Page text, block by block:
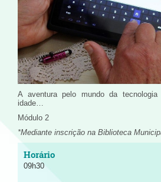
A aventura pelo mundo da
idade…
Módulo 2
*Mediante inscrição na Biblioteca
09h30